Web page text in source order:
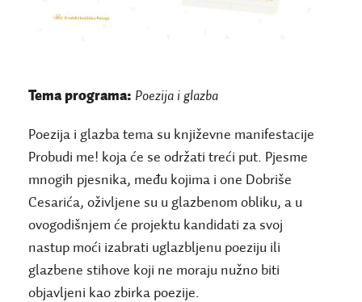
Tema programa: Poezija i glazba
Poezija i glazba tema su književne manifestacije
Probudi me! koja će se održati treći put. Pjesme
mnogih pjesnika, među kojima i one Dobriše
Cesarića, oživljene su u glazbenom obliku, a u
ovogodišnjem će projektu kandidati za svoj
nastup moći izabrati uglazbljenu poeziju ili
glazbene stihove koji ne moraju nužno biti
objavljeni kao zbirka poezije.